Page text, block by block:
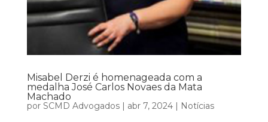
Misabel Derzi é homenageada com a
medalha José Carlos Novaes da Mata
Machado
por SCMD Advogados| abr 7, 2024| Notícias